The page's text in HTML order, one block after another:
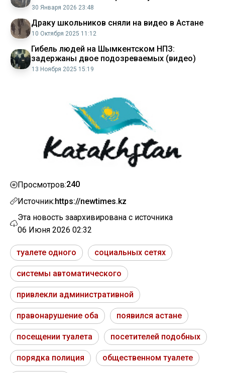
30 Января 2026 23:48
Драку школьников сняли на видео в Астане
10 Октября 2025 11:12
Гибель людей на Шымкентском НПЗ:
задержаны двое подозреваемых (видео)
13 Ноября 2025 15:19
Просмотров:240
Источник:https://newtimes.kz
Эта новость заархивирована с источника
06 Июня 2026 02:32
туалете одного социальных сетях
системы автоматического
привлекли административной
правонарушение оба появился астане
посещении туалета посетителей подобных
порядка полиция общественном туалете